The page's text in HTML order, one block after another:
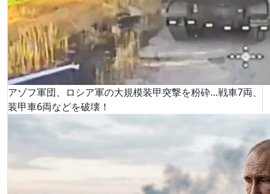
アゾフ軍団、ロシア軍の大規模装甲突撃を粉砕…戦車7両、
装甲車6両などを破壊！